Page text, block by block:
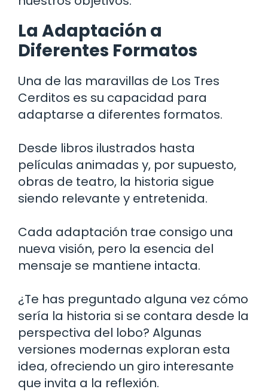
La Adaptación a
Diferentes Formatos
Una de las maravillas de Los Tres
Cerditos es su capacidad para
adaptarse a diferentes formatos.
Desde libros ilustrados hasta
películas animadas y, por supuesto,
obras de teatro, la historia sigue
siendo relevante y entretenida.
Cada adaptación trae consigo una
nueva visión, pero la esencia del
mensaje se mantiene intacta.
¿Te has preguntado alguna vez cómo
sería la historia si se contara desde la
perspectiva del lobo? Algunas
versiones modernas exploran esta
idea, ofreciendo un giro interesante
que invita a la reflexión.